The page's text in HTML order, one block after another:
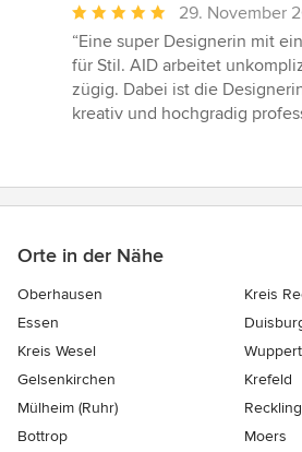
Durchschnittliche
Bewertung:
5
von
5
29. November
“Eine super Designerin mit
für Stil. AID arbeitet
zügig. Dabei ist die
kreativ und hochgradig
Orte in der Nähe
Oberhausen
Kreis
Essen
Kreis Wesel
Gelsenkirchen
Krefeld
Mülheim (Ruhr)
Bottrop
Moers